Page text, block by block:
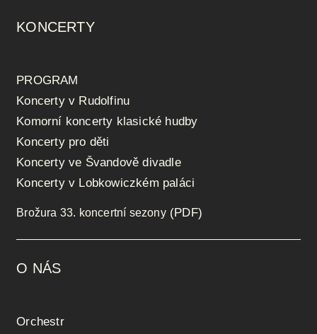
KONCERTY
PROGRAM
Koncerty v Rudolfinu
Komorní koncerty klasické hudby
Koncerty pro děti
Koncerty ve Švandově divadle
Koncerty v Lobkowiczkém paláci
Brožura 33. koncertní sezony(PDF)
O NÁS
Orchestr